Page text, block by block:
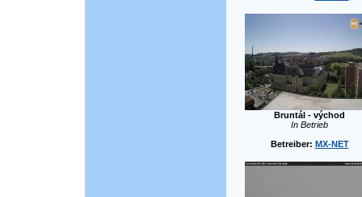
Bruntál - východ
In Betrieb
Betreiber: MX-NET